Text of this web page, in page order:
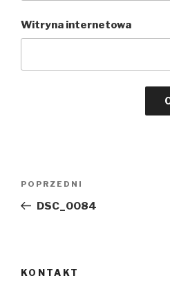
Witryna internetowa
Poprzedni
wpis
POPRZEDNI
DSC_0084
KONTAKT